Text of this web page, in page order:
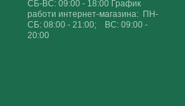
СБ-ВС: 09:00 - 18:00 График
работи интернет-магазина: ПН-
СБ: 08:00 - 21:00; ВС: 09:00 -
20:00